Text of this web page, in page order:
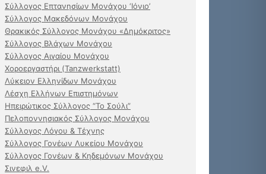
Σύλλογος Επτανησίων Μονάχου ‘Ιόνιο’
Σύλλογος Μακεδόνων Μονάχου
Θρακικός Σύλλογος Μονάχου «Δημόκριτος»
Σύλλογος Βλάχων Μονάχου
Σύλλογος Αιγαίου Μονάχου
Χοροεργαστήρι (Tanzwerkstatt)
Λύκειον Ελληνίδων Μονάχου
Λέσχη Ελλήνων Επιστημόνων
Ηπειρώτικος Σύλλογος “Το Σούλι”
Πελοποννησιακός Σύλλογος Μονάχου
Σύλλογος Λόγου & Τέχνης
Σύλλογος Γονέων Λυκείου Μονάχου
Σύλλογος Γονέων & Κηδεμόνων Μονάχου
Σινεφιλ e.V.